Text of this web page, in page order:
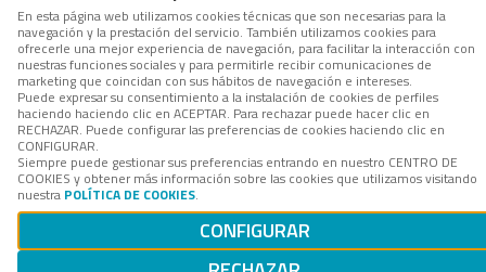
En esta página web utilizamos cookies técnicas que son necesarias para la
navegación y la prestación del servicio. También utilizamos cookies para
ofrecerle una mejor experiencia de navegación, para facilitar la interacción con
nuestras funciones sociales y para permitirle recibir comunicaciones de
marketing que coincidan con sus hábitos de navegación e intereses.
Puede expresar su consentimiento a la instalación de cookies de perfiles
haciendo haciendo clic en ACEPTAR. Para rechazar puede hacer clic en
RECHAZAR. Puede configurar las preferencias de cookies haciendo clic en
CONFIGURAR.
Siempre puede gestionar sus preferencias entrando en nuestro CENTRO DE
COOKIES y obtener más información sobre las cookies que utilizamos visitando
nuestra POLÍTICA DE COOKIES.
CONFIGURAR